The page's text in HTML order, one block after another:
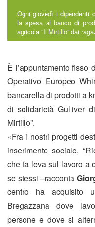
Ogni giovedì i dipendenti
la spesa al banco di
agricola “Il Mirtillo” dai
È l’appuntamento fisso
Operativo Europeo
bancarella di prodotti a
di solidarietà Gulliver
Mirtillo”.
«Fra i nostri progetti
inserimento sociale,
che fa leva sul lavoro a
se stessi –racconta
centro ha acquisito
Bregazzana dove
persone e dove si